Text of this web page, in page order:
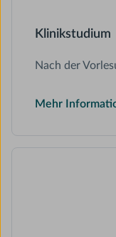
Klinikstudium
Nach der
Mehr